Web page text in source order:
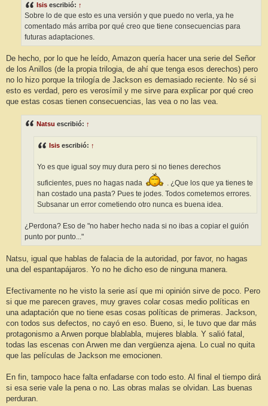
Isis escribió: ↑
Sobre lo de que esto es una versión y que puedo no verla, ya he
comentado más arriba por qué creo que tiene consecuencias para
futuras adaptaciones.
De hecho, por lo que he leído, Amazon quería hacer una serie del Señor
de los Anillos (de la propia trilogia, de ahí que tenga esos derechos) pero
no lo hizo porque la trilogía de Jackson es demasiado reciente. No sé si
esto es verdad, pero es verosímil y me sirve para explicar por qué creo
que estas cosas tienen consecuencias, las vea o no las vea.
Natsu escribió: ↑
Isis escribió: ↑
Yo es que igual soy muy dura pero si no tienes derechos
suficientes, pues no hagas nada
. ¿Que los que ya tienes te
han costado una pasta? Pues te jodes. Todos cometemos errores.
Subsanar un error cometiendo otro nunca es buena idea.
¿Perdona? Eso de "no haber hecho nada si no ibas a copiar el guión
punto por punto..."
Natsu, igual que hablas de falacia de la autoridad, por favor, no hagas
una del espantapájaros. Yo no he dicho eso de ninguna manera.
Efectivamente no he visto la serie así que mi opinión sirve de poco. Pero
si que me parecen graves, muy graves colar cosas medio políticas en
una adaptación que no tiene esas cosas políticas de primeras. Jackson,
con todos sus defectos, no cayó en eso. Bueno, si, le tuvo que dar más
protagonismo a Arwen porque blablabla, mujeres blabla. Y salió fatal,
todas las escenas con Arwen me dan vergüenza ajena. Lo cual no quita
que las películas de Jackson me emocionen.
En fin, tampoco hace falta enfadarse con todo esto. Al final el tiempo dirá
si esa serie vale la pena o no. Las obras malas se olvidan. Las buenas
perduran.